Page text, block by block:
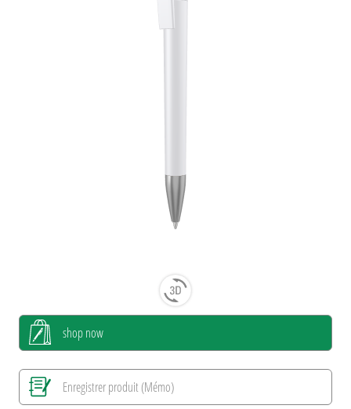
shop now
Enregistrer produit (Mémo)